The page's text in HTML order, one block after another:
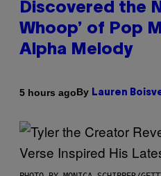
Discovered the
Whoop’ of Pop
Alpha Melody
5 hours agoBy Lauren